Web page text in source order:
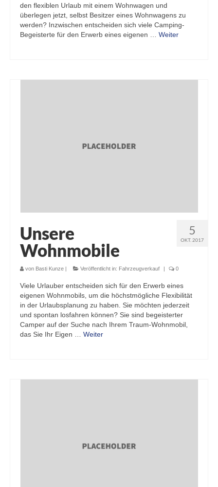
den flexiblen Urlaub mit einem Wohnwagen und
überlegen jetzt, selbst Besitzer eines Wohnwagens zu
werden? Inzwischen entscheiden sich viele Camping-
Begeisterte für den Erwerb eines eigenen … Weiter
5
OKT. 2017
Unsere
Wohnmobile
von Basti Kunze Veröffentlicht in: Fahrzeugverkauf 0
Viele Urlauber entscheiden sich für den Erwerb eines
eigenen Wohnmobils, um die höchstmögliche Flexibilität
in der Urlaubsplanung zu haben. Sie möchten jederzeit
und spontan losfahren können? Sie sind begeisterter
Camper auf der Suche nach Ihrem Traum-Wohnmobil,
das Sie Ihr Eigen … Weiter